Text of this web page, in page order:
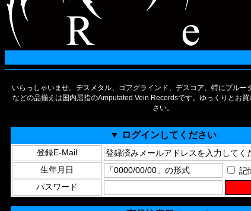
いらっしゃいませ。デスメタル、ゴアグラインド、デスコア、特にブルー
などの品揃えは国内屈指のAmputated Vein Recordsです。ゆっくりとお
さい。
▼ ログインしてください
登録E-Mail
生年月日
記
パスワード